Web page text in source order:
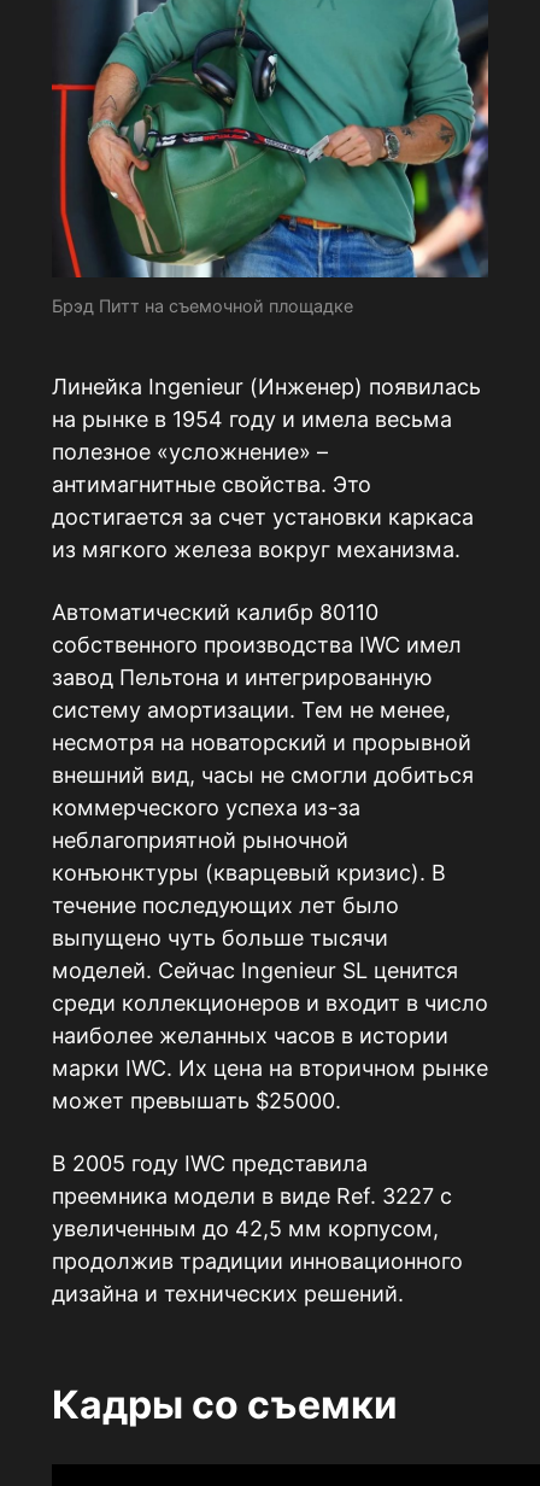
Брэд Питт на съемочной площадке
Линейка Ingenieur (Инженер) появилась
на рынке в 1954 году и имела весьма
полезное «усложнение» –
антимагнитные свойства. Это
достигается за счет установки каркаса
из мягкого железа вокруг механизма.
Автоматический калибр 80110
собственного производства IWC имел
завод Пельтона и интегрированную
систему амортизации. Тем не менее,
несмотря на новаторский и прорывной
внешний вид, часы не смогли добиться
коммерческого успеха из-за
неблагоприятной рыночной
конъюнктуры (кварцевый кризис). В
течение последующих лет было
выпущено чуть больше тысячи
моделей. Сейчас Ingenieur SL ценится
среди коллекционеров и входит в число
наиболее желанных часов в истории
марки IWC. Их цена на вторичном рынке
может превышать $25000.
В 2005 году IWC представила
преемника модели в виде Ref. 3227 с
увеличенным до 42,5 мм корпусом,
продолжив традиции инновационного
дизайна и технических решений.
Кадры со съемки